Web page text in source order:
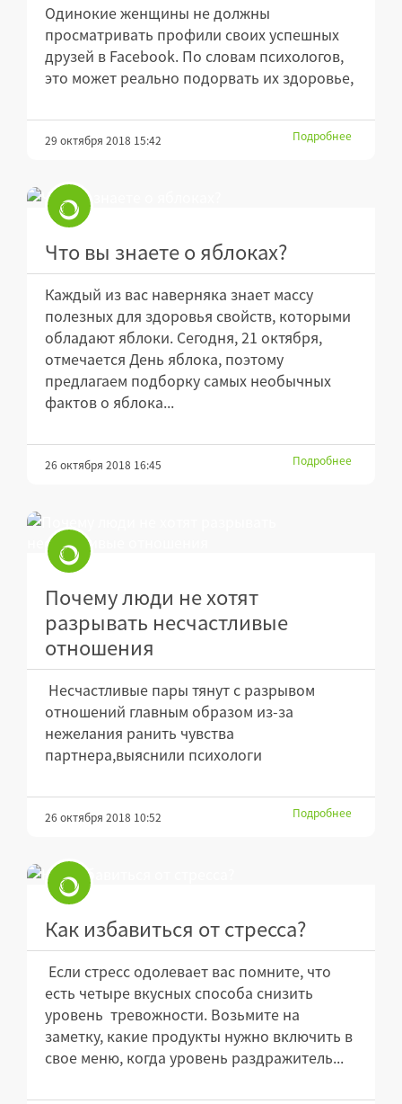
Одинокие женщины не должны
просматривать профили своих успешных
друзей в Facebook. По словам психологов,
это может реально подорвать их здоровье,
29 октября 2018 15:42 Подробнее
Что вы знаете о яблоках?
Каждый из вас наверняка знает массу
полезных для здоровья свойств, которыми
обладают яблоки. Сегодня, 21 октября,
отмечается День яблока, поэтому
предлагаем подборку самых необычных
фактов о яблока...
26 октября 2018 16:45 Подробнее
Почему люди не хотят
разрывать несчастливые
отношения
Несчастливые пары тянут с разрывом
отношений главным образом из-за
нежелания ранить чувства
партнера,выяснили психологи
26 октября 2018 10:52 Подробнее
Как избавиться от стресса?
Если стресс одолевает вас помните, что
есть четыре вкусных способа снизить
уровень тревожности. Возьмите на
заметку, какие продукты нужно включить в
свое меню, когда уровень раздражитель...